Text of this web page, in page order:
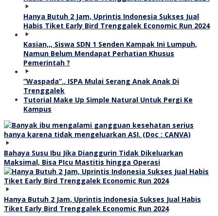
Hanya Butuh 2 Jam, Uprintis Indonesia Sukses Jual
Habis Tiket Early Bird Trenggalek Economic Run 2024
Kasian,,, Siswa SDN 1 Senden Kampak Ini Lumpuh,
Namun Belum Mendapat Perhatian Khusus
Pemerintah ?
“Waspada”.. ISPA Mulai Serang Anak Anak Di
Trenggalek
Tutorial Make Up Simple Natural Untuk Pergi Ke
Kampus
Bahaya Susu Ibu Jika Dianggurin Tidak Dikeluarkan
Maksimal, Bisa PIcu Mastitis hingga Operasi
Hanya Butuh 2 Jam, Uprintis Indonesia Sukses Jual Habis
Tiket Early Bird Trenggalek Economic Run 2024